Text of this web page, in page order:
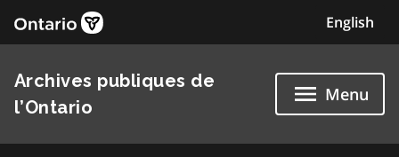
English
Archives publiques de
l’Ontario
Menu